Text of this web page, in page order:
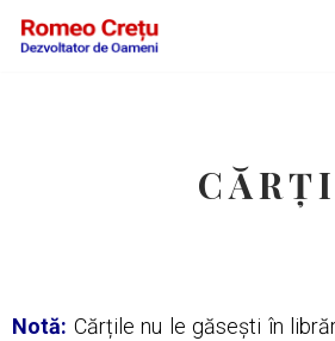
CĂRȚI
Notă: Cărțile nu le găsești în